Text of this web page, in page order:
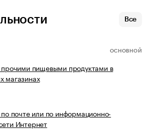
Все
ОСНОВНОЙ
прочими пищевыми продуктами в
магазинах
почте или по информационно-
Интернет